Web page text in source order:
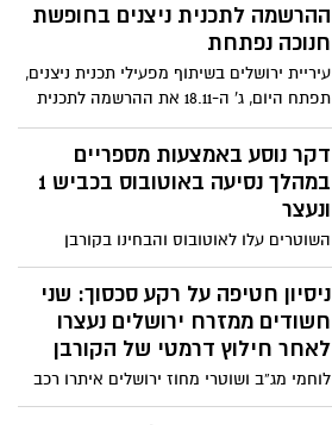
הסתיים בהצלחה בזכות התערבות מקצועית
שבוצעה זמן, בשילוב זרועות של הצוות
הרפואי בשערי צדק, לפני שהמצב היה עלול
להידרדר ולהיות מסכן חיים״
ההרשמה לתכנית ניצנים בחופשת
חנוכה נפתחת
עיריית ירושלים בשיתוף מפעילי תכנית ניצנים,
תפתח היום, ג' ה-18.11 את ההרשמה לתכנית
ניצנים בחופשת חנוכה. השתתפות ילדי וילדות
המילואימניקים תהיה ללא עלות
דקר נוסע באמצעות מספריים
במהלך נסיעה באוטובוס בכביש 1
ונעצר
השוטרים עלו לאוטובוס והבחינו בקורבן
שטופל במקום על ידי גורמי רפואה, ועצרו
נוסע (20) תושב ירושלים בחשד שתקף ודקר
זמן קצר קודם לכן את הקורבן
ניסיון חטיפה על רקע סכסוך: שני
חשודים ממזרח ירושלים נעצרו
לאחר חילוץ דרמטי של הקורבן
לוחמי מג”ב ושוטרי מחוז ירושלים איתרו רכב
חשוד סמוך לקלנדיה ובתוכו קורבן חבול